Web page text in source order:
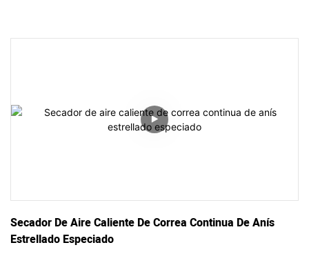
Secador De Aire Caliente De Correa Continua De Anís
Estrellado Especiado